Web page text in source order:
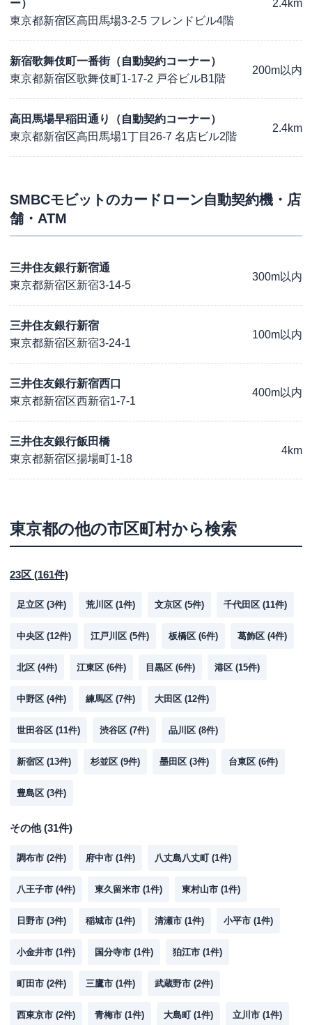
ー）
東京都新宿区高田馬場3-2-5 フレンドビル4階
2.4km
新宿歌舞伎町一番街（自動契約コーナー）
東京都新宿区歌舞伎町1-17-2 戸谷ビルB1階
200m以内
高田馬場早稲田通り（自動契約コーナー）
東京都新宿区高田馬場1丁目26-7 名店ビル2階
2.4km
SMBCモビットのカードローン自動契約機・店
舗・ATM
三井住友銀行新宿通
東京都新宿区新宿3-14-5
300m以内
三井住友銀行新宿
東京都新宿区新宿3-24-1
100m以内
三井住友銀行新宿西口
東京都新宿区西新宿1-7-1
400m以内
三井住友銀行飯田橋
東京都新宿区揚場町1-18
4km
東京都の他の市区町村から検索
23区 (161件)
足立区 (3件) 荒川区 (1件) 文京区 (5件) 千代田区 (11件)
中央区 (12件) 江戸川区 (5件) 板橋区 (6件) 葛飾区 (4件)
北区 (4件) 江東区 (6件) 目黒区 (6件) 港区 (15件)
中野区 (4件) 練馬区 (7件) 大田区 (12件)
世田谷区 (11件) 渋谷区 (7件) 品川区 (8件)
新宿区 (13件) 杉並区 (9件) 墨田区 (3件) 台東区 (6件)
豊島区 (3件)
その他(31件)
調布市 (2件) 府中市 (1件) 八丈島八丈町 (1件)
八王子市 (4件) 東久留米市 (1件) 東村山市 (1件)
日野市 (3件) 稲城市 (1件) 清瀬市 (1件) 小平市 (1件)
小金井市 (1件) 国分寺市 (1件) 狛江市 (1件)
町田市 (2件) 三鷹市 (1件) 武蔵野市 (2件)
西東京市 (2件) 青梅市 (1件) 大島町 (1件) 立川市 (1件)